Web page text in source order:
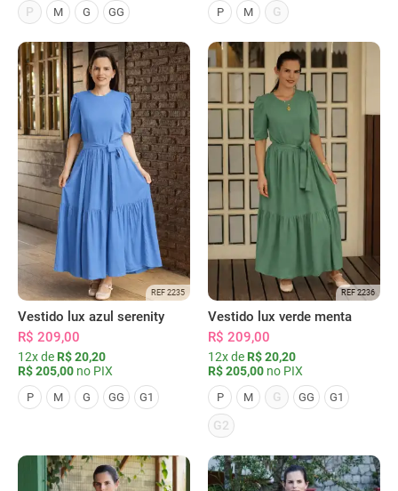
P
M G GG P M G
REF 2235
Vestido lux azul serenity
R$ 209,00
12x de R$ 20,20
R$ 205,00 no PIX
P M G GG G1
REF 2236
Vestido lux verde menta
R$ 209,00
12x de R$ 20,20
R$ 205,00 no PIX
P M G GG G1
G2